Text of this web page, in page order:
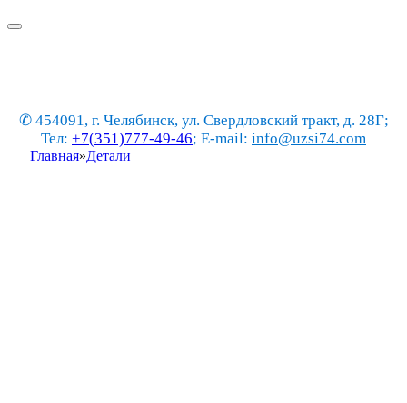
✆ 454091, г. Челябинск, ул. Свердловский тракт, д. 28Г;
Тел: +7(351)777-49-46; E-mail: info@uzsi74.com
Главная»Детали